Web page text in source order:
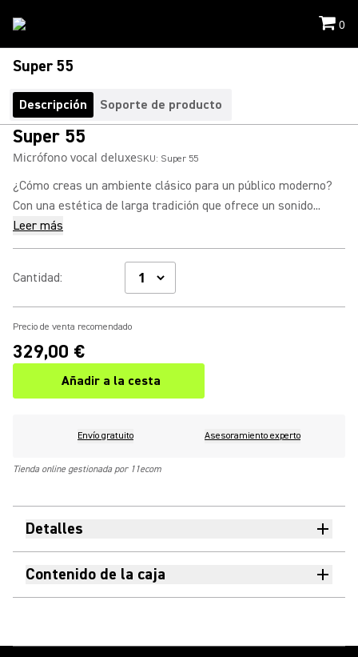
0
Super 55
Descripción Soporte de producto
Super 55
Micrófono vocal deluxeSKU: Super 55
¿Cómo creas un ambiente clásico para un público moderno?
Con una estética de larga tradición que ofrece un sonido...
Leer más
Cantidad:
Precio de venta recomendado
329,00 €
Añadir a la cesta
Envío gratuito Asesoramiento experto
Tienda online gestionada por 11ecom
Detalles
Contenido de la caja